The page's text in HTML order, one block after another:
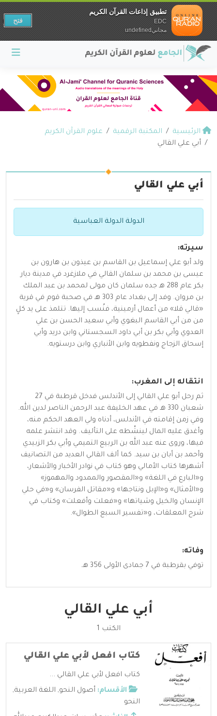
الرئيسية المكتبة الرقمية
علوم القرآن الكريم
أبي علي القالي
أبي علي القالي
الدولة الدولة العباسية
سيرته:
ولد أبو علي إسماعيل بن القاسم بن عيذون بن هارون بن
عيسى بن محمد بن سلمان القالي في ملازغرد في مدينة ديار
بكر عام 288 هـ جده سلمان كان مولى لمحمد بن عبد الملك
بن مروان. وفد إلى بغداد عام 303 هـ في صحبة قوم في قرية
«قالي قلا» من أعمال أرمينية، فنُسب إليها. تتلمذ على يد كلٍ
من من أبي القاسم البغوي وأبي سعيد الحسن بن علي
العدوي وأبي بكر بن أبي داود السجستاني وابن دريد وأبي
إسحاق الزجاج ونفطويه وابن الأنباري وابن درستويه.
انتقاله إلى المغرب:
ثم رحل أبو علي القالي إلى الأندلس فدخل قرطبة في 27
شعبان 330 هـ في عهد الخليفة عبد الرحمن الناصر لدين الله.
وفي زمن إقامته في الأندلس، أدناه ولي العهد الحكم منه،
وأغدق عليه المال لينشّطه على التأليف. وقد انتشر علمه
فيها، وروى عنه عبد الله بن الربيع التميمي وأبي بكر الزبيدي
وأحمد بن أبان بن سيد. كما ألف القالي العديد من التصانيف
أشهرها كتاب الأمالي وهو كتاب في نوادر الأخبار والأشعار،
و«البارع في اللغة» و«المقصور والممدود والمهموز»
و«الأمثال» و«الإبل ونتاجها» و«مقاتل الفرسان» و«في حلي
الإنسان والخيل وشياتها» و«فعلت وأفعلت» وكتاب في
شرح المعلقات، و«تفسير السبع الطوال».
وفاته:
توفي بقرطبة في 7 جمادى الأولى 356 هـ.
أبي علي القالي
الكتب 1
كتاب افعل لأبي علي القالي
كتاب افعل لأبي علي القالي ...
الأقسام: أصول النحو, اللغة العربية,
النحو
تطبيق إذاعات القرآن الكريم
EDC
مجانيundefined
فتح